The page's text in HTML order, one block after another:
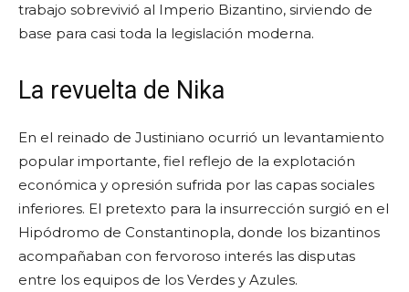
trabajo sobrevivió al Imperio Bizantino, sirviendo de
base para casi toda la legislación moderna.
La revuelta de Nika
En el reinado de Justiniano ocurrió un levantamiento
popular importante, fiel reflejo de la explotación
económica y opresión sufrida por las capas sociales
inferiores. El pretexto para la insurrección surgió en el
Hipódromo de Constantinopla, donde los bizantinos
acompañaban con fervoroso interés las disputas
entre los equipos de los Verdes y Azules.